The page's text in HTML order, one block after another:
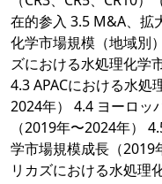
在的参入 3.5 M&A、拡
化学市場規模（地域別
ズにおける水処理化学
4.3 APACにおける水処
2024年） 4.4 ヨーロッ
（2019年〜2024年）
学市場規模成長（2019
リカズにおける水処理